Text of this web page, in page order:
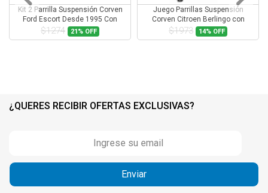
Kit 2 Parrilla Suspensión Corven
Ford Escort Desde 1995 Con
Rotula
$1274 21% OFF
Juego Parrillas Suspensión
Corven Citroen Berlingo con
Rotula
$1973 14% OFF
¿QUERES RECIBIR OFERTAS EXCLUSIVAS?